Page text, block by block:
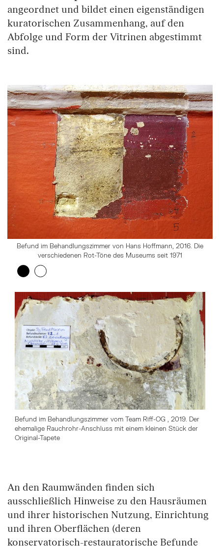
angeordnet und bildet einen eigenständigen
kuratorischen Zusammenhang, auf den
Abfolge und Form der Vitrinen abgestimmt
sind.
Befund im Behandlungszimmer von Hans Hoffmann, 2016. Die
verschiedenen Rot-Töne des Museums seit 1971
Überspringe den Bilder Slider
Befund im Behandlungszimmer vom Team Riff-OG , 2019. Der
ehemalige Rauchrohr-Anschluss mit einem kleinen Stück der
Original-Tapete
Zeige 1. Element
(Aktuelles Element)
Zeige 2. Element
Springe zum Anfang des Bilder Slider
An den Raumwänden finden sich
ausschließlich Hinweise zu den Hausräumen
und ihrer historischen Nutzung, Einrichtung
und ihren Oberflächen (deren
konservatorisch-restauratorische Befunde